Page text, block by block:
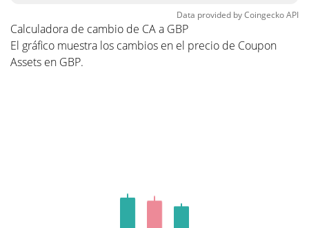
Data provided byCoingeckoAPI
Calculadora de cambio de CA a GBP
El gráfico muestra los cambios en el precio de Coupon
Assets en GBP.